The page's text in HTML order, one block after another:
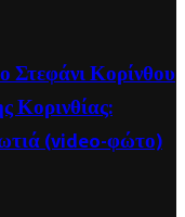
Στεφάνι Κορίνθου
Κορινθίας:
(video-φώτο)